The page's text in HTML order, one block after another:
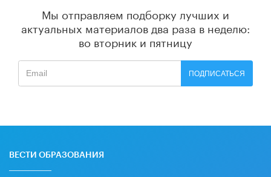
Мы отправляем подборку лучших и
актуальных материалов два раза в неделю:
во вторник и пятницу
ПОДПИСАТЬСЯ
ВЕСТИ ОБРАЗОВАНИЯ